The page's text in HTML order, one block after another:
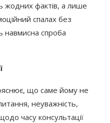
фактів, а лише
спалах без
навмисна спроба
що саме йому не
неуважність,
часу консультації